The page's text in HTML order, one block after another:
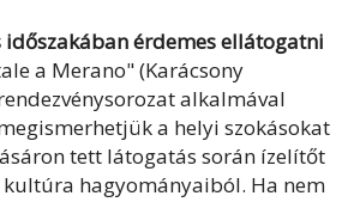
időszakában érdemes ellátogatni
a Merano" (Karácsony
alkalmával
a helyi szokásokat
tett látogatás során ízelítőt
hagyományaiból. Ha nem